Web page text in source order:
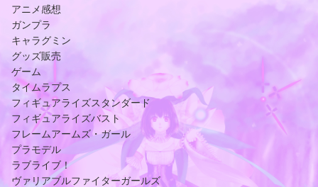
アニメ感想
ガンプラ
キャラグミン
グッズ販売
ゲーム
タイムラプス
フィギュアライズスタンダード
フィギュアライズバスト
フレームアームズ・ガール
プラモデル
ラブライブ！
ヴァリアブルファイターガールズ